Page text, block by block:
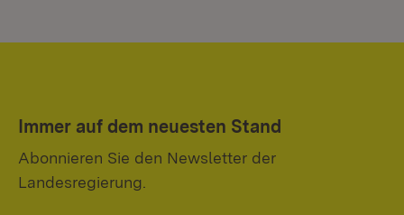
Immer auf dem neuesten Stand
Abonnieren Sie den Newsletter der
Landesregierung.